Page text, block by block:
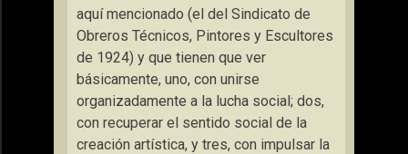
aquí mencionado (el del Sindicato de
Obreros Técnicos, Pintores y Escultores
de 1924) y que tienen que ver
básicamente, uno, con unirse
organizadamente a la lucha social; dos,
con recuperar el sentido social de la
creación artística, y tres, con impulsar la